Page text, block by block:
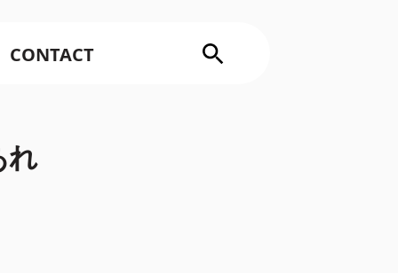
CONTACT
れ